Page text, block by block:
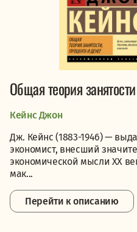
Общая теория
Кейнс Джон
Дж. Кейнс (1883-1946) —
экономист, внесший
экономической мысли ХХ
мак...
Перейти к описанию